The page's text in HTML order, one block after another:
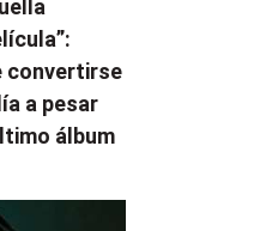
convertirse
a pesar
álbum